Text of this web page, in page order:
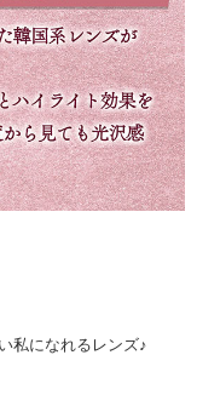
私になれるレンズ♪